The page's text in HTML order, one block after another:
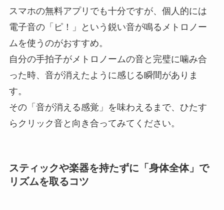
スマホの無料アプリでも十分ですが、個人的には
電子音の「ピ！」という鋭い音が鳴るメトロノー
ムを使うのがおすすめ。
自分の手拍子がメトロノームの音と完璧に噛み合
った時、音が消えたように感じる瞬間がありま
す。
その「音が消える感覚」を味わえるまで、ひたす
らクリック音と向き合ってみてください。
スティックや楽器を持たずに「身体全体」で
リズムを取るコツ